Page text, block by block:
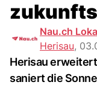
Nau.ch
Herisau,
Herisau
saniert die